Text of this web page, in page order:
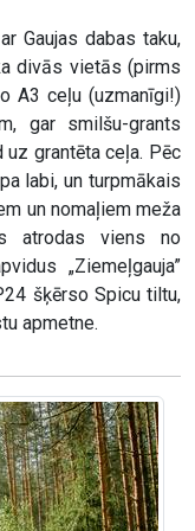
Gaujas dabas taku,
divās vietās (pirms
A3 ceļu (uzmanīgi!)
gar smilšu-grants
grantēta ceļa. Pēc
labi, un turpmākais
un nomaļiem meža
atrodas viens no
„Ziemeļgauja”
šķērso Spicu tiltu,
apmetne.